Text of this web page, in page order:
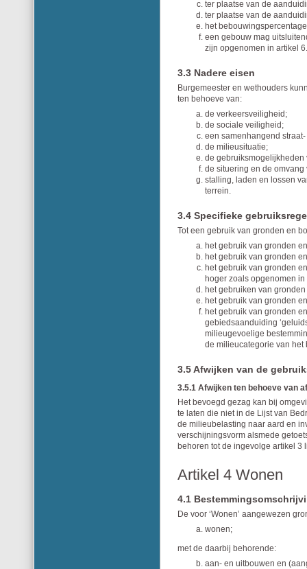
ter plaatse van de
ter plaatse van de
het
een gebouw mag
zijn opgenomen in artikel
3.3 Nadere eisen
Burgemeester en wethouders
ten behoeve van:
de verkeersveiligheid;
de sociale veiligheid;
een samenhangend
de milieusituatie;
de
de situering en de
stalling, laden en lossen
terrein.
3.4 Specifieke
Tot een gebruik van gronden en
het gebruik van gronden
het gebruik van gronden
het gebruik van gronden
hoger zoals opgenomen
het gebruiken van
het gebruik van gronden
het gebruik van gronden
gebiedsaanduiding
milieugevoelige
de milieucategorie van
3.5 Afwijken van de
3.5.1 Afwijken ten behoeve van
Het bevoegd gezag kan bij
te laten die niet in de Lijst van
de milieubelasting naar aard en
verschijningsvorm alsmede
behoren tot de ingevolge artikel 3
Artikel 4 Wonen
4.1
De voor ‘Wonen’ aangewezen
wonen;
met de daarbij behorende:
aan- en uitbouwen en